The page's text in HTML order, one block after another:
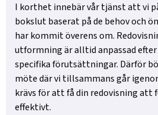
I korthet innebär vår tjänst att vi
bokslut baserat på de behov och
har kommit överens om.
utformning är alltid anpassad
specifika förutsättningar. Därför
möte där vi tillsammans går
krävs för att få din redovisning att
effektivt.